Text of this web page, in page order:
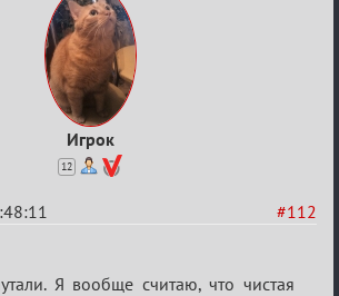
Игрок
12
#112
Я вообще считаю, что чистая